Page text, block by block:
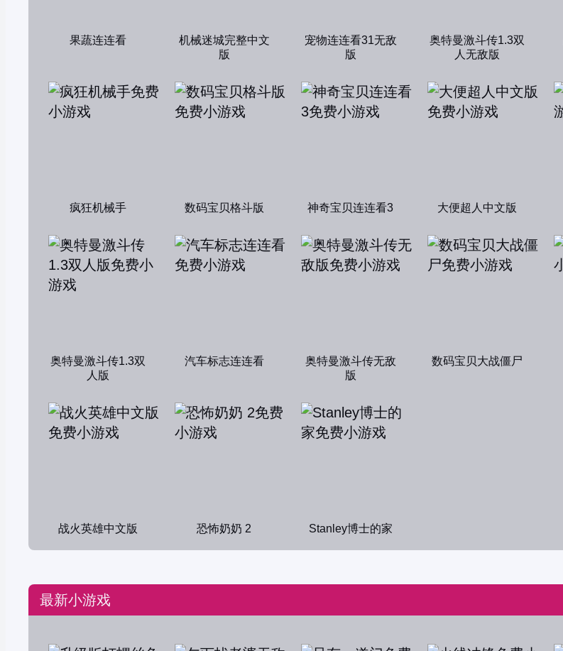
果蔬连连看
机械迷城完整中文
版
宠物连连看31无敌
版
奥特曼激斗传1.3双
人无敌版
疯狂机械手 数码宝贝格斗版 神奇宝贝连连看3 大便超人中文版
奥特曼激斗传1.3双
人版
汽车标志连连看
奥特曼激斗传无敌
版
数码宝贝大战僵尸
战火英雄中文版 恐怖奶奶 2 Stanley博士的家
最新小游戏